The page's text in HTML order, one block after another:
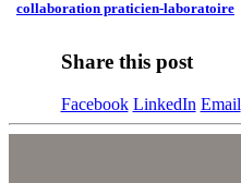
collaboration praticien-laboratoire
Share this post
Facebook LinkedIn Email